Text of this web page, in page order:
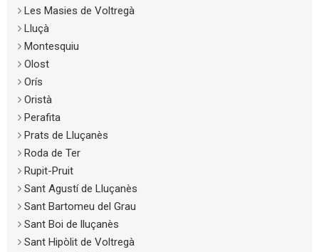
Les Masies de Voltregà
Lluçà
Montesquiu
Olost
Orís
Oristà
Perafita
Prats de Lluçanès
Roda de Ter
Rupit-Pruit
Sant Agustí de Lluçanès
Sant Bartomeu del Grau
Sant Boi de lluçanès
Sant Hipòlit de Voltregà